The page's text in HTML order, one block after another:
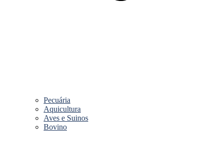
Pecuária
Aquicultura
Aves e Suinos
Bovino